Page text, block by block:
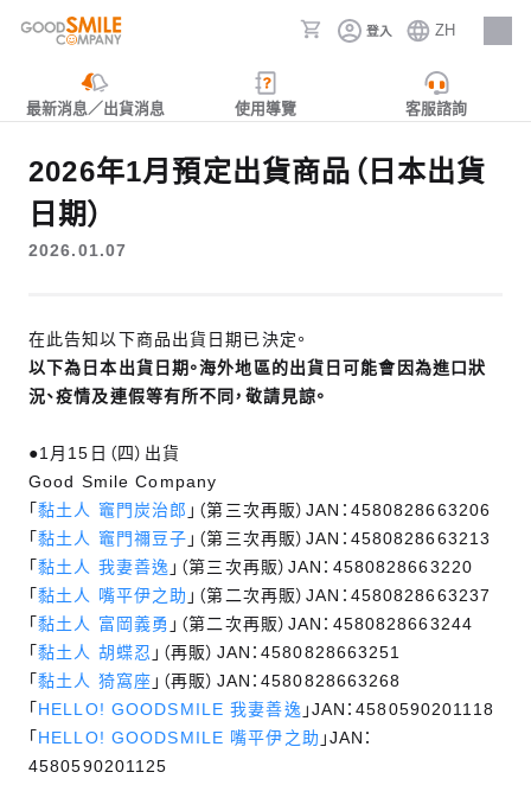
登入 ZH
人才招募
最新消息／出貨消息 使用導覽 客服諮詢
2026年1月預定出貨商品（日本出貨
日期）
2026.01.07
在此告知以下商品出貨日期已決定。
以下為日本出貨日期。海外地區的出貨日可能會因為進口狀
況、疫情及連假等有所不同，敬請見諒。
●1月15日（四）出貨
Good Smile Company
「黏土人 竈門炭治郎 」（第三次再販）JAN：4580828663206
「黏土人 竈門禰豆子 」（第三次再販）JAN：4580828663213
「黏土人 我妻善逸 」（第三次再販）JAN：4580828663220
「黏土人 嘴平伊之助 」（第二次再販）JAN：4580828663237
「黏土人 富岡義勇 」（第二次再販）JAN：4580828663244
「黏土人 胡蝶忍 」（再販）JAN：4580828663251
「黏土人 猗窩座 」（再販）JAN：4580828663268
「 HELLO! GOODSMILE 我妻善逸 」JAN：4580590201118
「 HELLO! GOODSMILE 嘴平伊之助 」JAN：
4580590201125